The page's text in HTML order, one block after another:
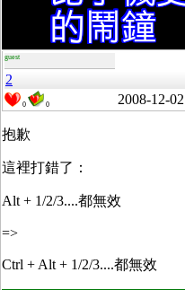
guest
2
0 0 2008-12-02
抱歉
這裡打錯了：
Alt + 1/2/3....都無效
=>
Ctrl + Alt + 1/2/3....都無效